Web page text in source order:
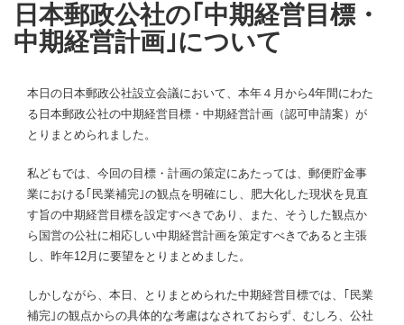
日本郵政公社の｢中期経営目標・
中期経営計画｣について
本日の日本郵政公社設立会議において、本年４月から4年間にわた
る日本郵政公社の中期経営目標・中期経営計画（認可申請案）が
とりまとめられました。
私どもでは、今回の目標・計画の策定にあたっては、郵便貯金事
業における｢民業補完｣の観点を明確にし、肥大化した現状を見直
す旨の中期経営目標を設定すべきであり、また、そうした観点か
ら国営の公社に相応しい中期経営計画を策定すべきであると主張
し、昨年12月に要望をとりまとめました。
しかしながら、本日、とりまとめられた中期経営目標では、｢民業
補完｣の観点からの具体的な考慮はなされておらず、むしろ、公社